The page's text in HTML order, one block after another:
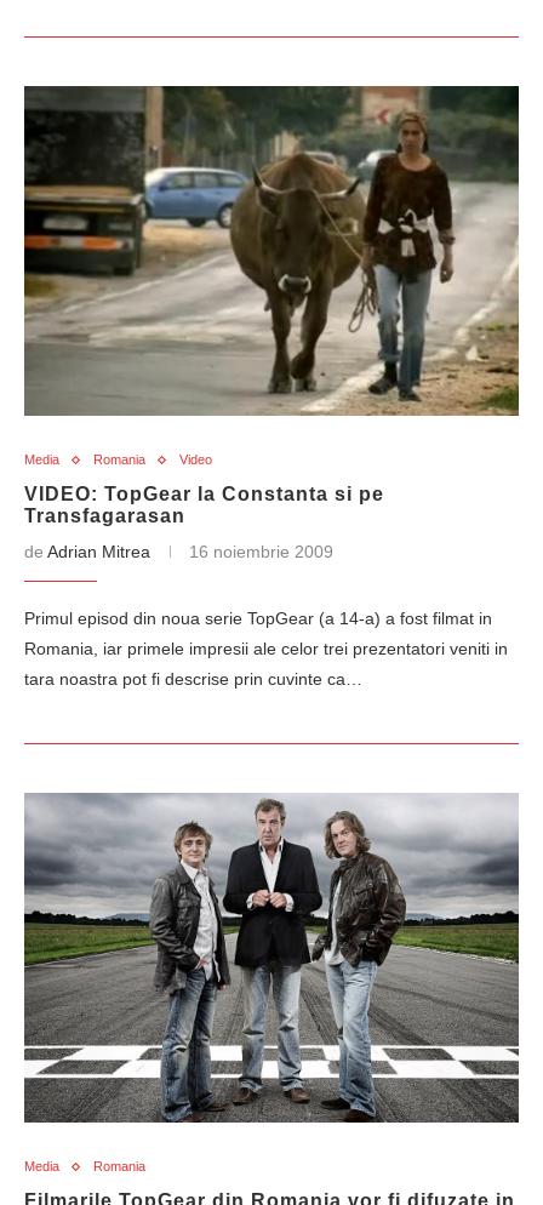
Media Romania Video
VIDEO: TopGear la Constanta si pe
Transfagarasan
de Adrian Mitrea 16 noiembrie 2009
Primul episod din noua serie TopGear (a 14-a) a fost filmat in
Romania, iar primele impresii ale celor trei prezentatori veniti in
tara noastra pot fi descrise prin cuvinte ca…
Media Romania
Filmarile TopGear din Romania vor fi difuzate in